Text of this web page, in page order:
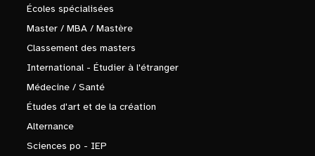
Écoles spécialisées
Master / MBA / Mastère
Classement des masters
International - Étudier à l'étranger
Médecine / Santé
Études d'art et de la création
Alternance
Sciences po - IEP